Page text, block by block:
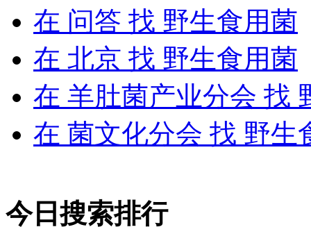
在 问答 找 野生食用菌
在 北京 找 野生食用菌
在 羊肚菌产业分会 找
在 菌文化分会 找 野生
今日搜索排行